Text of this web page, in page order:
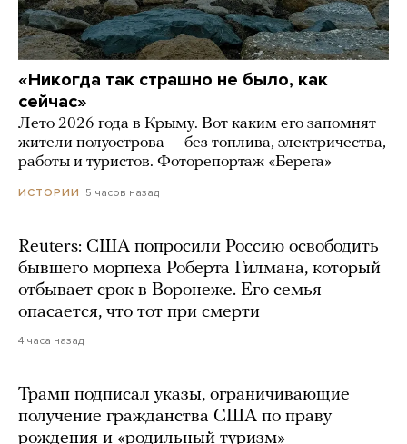
«Никогда так страшно не было, как
сейчас»
Лето 2026 года в Крыму. Вот каким его запомнят
жители полуострова — без топлива, электричества,
работы и туристов. Фоторепортаж «Берега»
ИСТОРИИ 5 часов назад
Reuters: США попросили Россию освободить
бывшего морпеха Роберта Гилмана, который
отбывает срок в Воронеже. Его семья
опасается, что тот при смерти
4 часа назад
Трамп подписал указы, ограничивающие
получение гражданства США по праву
рождения и «родильный туризм»